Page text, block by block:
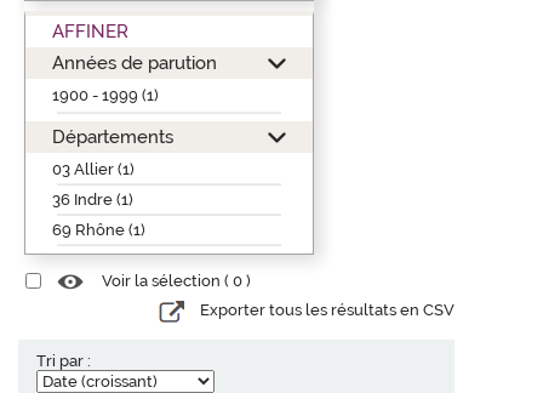
AFFINER
Années de parution
1900 - 1999 (1)
Départements
03 Allier (1)
36 Indre (1)
69 Rhône (1)
Voir la sélection ( 0 )
Exporter tous les résultats en CSV
Tri par :